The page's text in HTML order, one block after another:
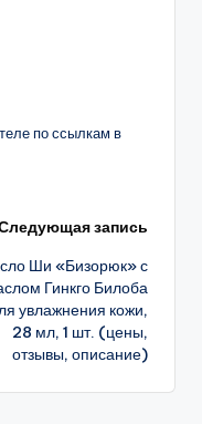
по ссылкам в
запись
Ши «Бизорюк» с
Гинкго Билоба
увлажнения кожи,
28 мл, 1 шт. (цены,
отзывы, описание)